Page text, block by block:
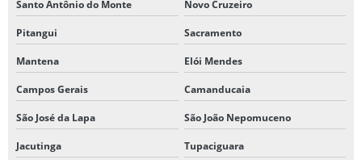
Santo Antônio do Monte Novo Cruzeiro
Pitangui Sacramento
Mantena Elói Mendes
Campos Gerais Camanducaia
São José da Lapa São João Nepomuceno
Jacutinga Tupaciguara